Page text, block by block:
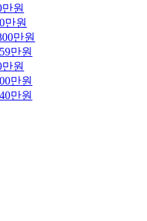
원
만원
만원
만원
원
만원
만원